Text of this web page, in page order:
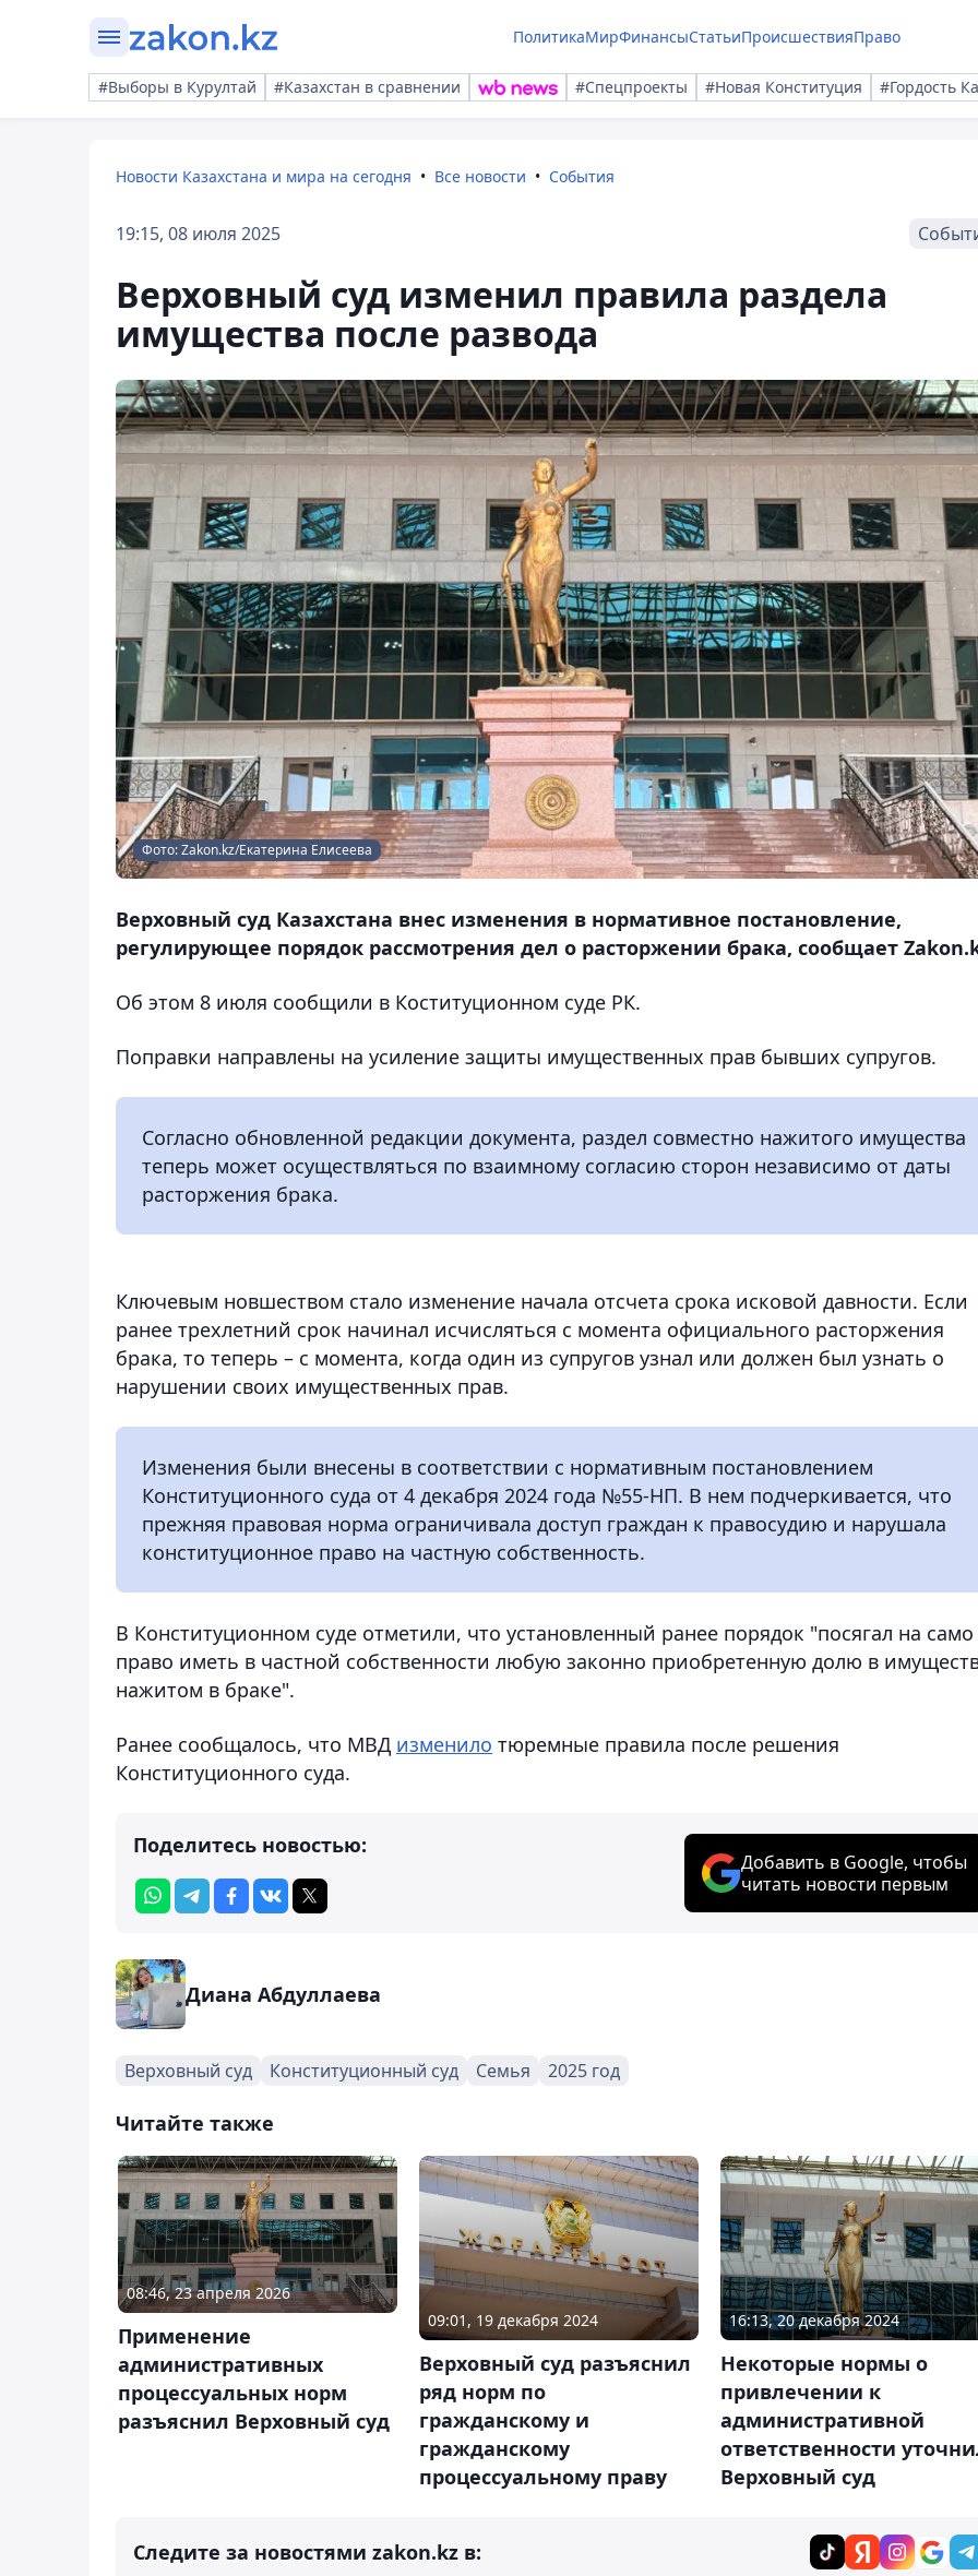
ПолитикаМирФинансыСтатьиПроисшествияПраво
#Выборы в Курултай #Казахстан в сравнении #Спецпроекты #Новая Конституция #Гордость
Новости Казахстана и мира на сегодня Все новости События
19:15, 08 июля 2025
Верховный суд изменил правила раздела
имущества после развода
Фото: Zakon.kz/Екатерина Елисеева
Верховный суд Казахстана внес изменения в нормативное постановление,
регулирующее порядок рассмотрения дел о расторжении брака, сообщает
Об этом 8 июля сообщили в Коституционном суде РК.
Поправки направлены на усиление защиты имущественных прав бывших супругов.
Согласно обновленной редакции документа, раздел совместно нажитого имущества
теперь может осуществляться по взаимному согласию сторон независимо от даты
расторжения брака.
Ключевым новшеством стало изменение начала отсчета срока исковой давности. Если
ранее трехлетний срок начинал исчисляться с момента официального расторжения
брака, то теперь – с момента, когда один из супругов узнал или должен был узнать о
нарушении своих имущественных прав.
Изменения были внесены в соответствии с нормативным постановлением
Конституционного суда от 4 декабря 2024 года №55-НП. В нем подчеркивается, что
прежняя правовая норма ограничивала доступ граждан к правосудию и нарушала
конституционное право на частную собственность.
В Конституционном суде отметили, что установленный ранее порядок "посягал на само
право иметь в частной собственности любую законно приобретенную долю в
нажитом в браке".
Ранее сообщалось, что МВД изменило тюремные правила после решения
Конституционного суда.
Поделитесь новостью:
Добавить в Google, чтобы
читать новости первым
Диана Абдуллаева
Верховный суд Конституционный суд Семья 2025 год
Читайте также
08:46, 23 апреля 2026
Применение
административных
процессуальных норм
разъяснил Верховный суд
09:01, 19 декабря 2024
Верховный суд разъяснил
ряд норм по
гражданскому и
гражданскому
процессуальному праву
16:13, 20 декабря 2024
Некоторые нормы о
привлечении к
административной
ответственности
Верховный суд
Следите за новостями zakon.kz в: